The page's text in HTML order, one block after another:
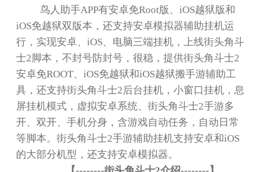
鸟人助手APP有安卓免Root版、iOS越狱版和
iOS免越狱双版本，还支持安卓模拟器辅助挂机运
行，实现安卓、iOS 、电脑三端挂机，上线街头角斗
士2脚本，不封号防封号，很稳，提供街头角斗士2
安卓免ROOT 、iOS免越狱和iOS越狱搬手游辅助工
具，还支持街头角斗士2后台挂机，小窗口挂机，息
屏挂机模式，虚拟安卓系统、街头角斗士2手游多
开、双开、手机分身，含游戏自动任务，自动日常
等脚本。街头角斗士2手游辅助挂机支持安卓和iOS
的大部分机型，还支持安卓模拟器。